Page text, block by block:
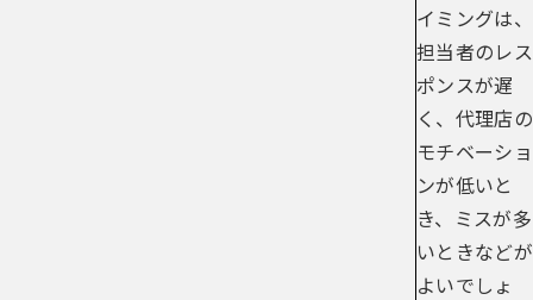
イミングは、
担当者のレス
ポンスが遅
く、代理店の
モチベーショ
ンが低いと
き、ミスが多
いときなどが
よいでしょ